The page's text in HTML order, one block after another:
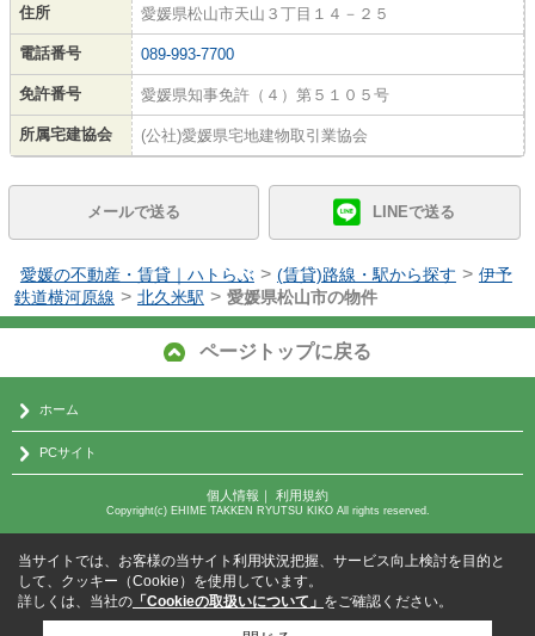
住所 愛媛県松山市天山３丁目１４－２５
電話番号 089-993-7700
免許番号 愛媛県知事免許（４）第５１０５号
所属宅建協会 (公社)愛媛県宅地建物取引業協会
メールで送る LINEで送る
愛媛の不動産・賃貸｜ハトらぶ > (賃貸)路線・駅から探す > 伊予
鉄道横河原線 > 北久米駅 > 愛媛県松山市の物件
ページトップに戻る
ホーム
PCサイト
個人情報 ｜ 利用規約
Copyright(c) EHIME TAKKEN RYUTSU KIKO All rights reserved.
当サイトでは、お客様の当サイト利用状況把握、サービス向上検討を目的と
して、クッキー（Cookie）を使用しています。
詳しくは、当社の 「Cookieの取扱いについて」 をご確認ください。